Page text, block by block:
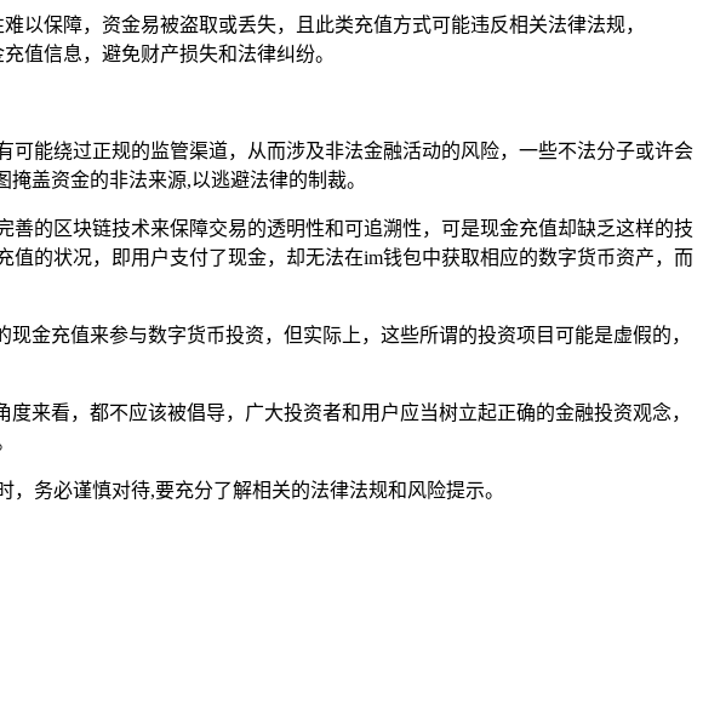
以保障，资金易被盗取或丢失，且此类充值方式可能违反相关法律法规，
值信息，避免财产损失和法律纠纷。
能绕过正规的监管渠道，从而涉及非法金融活动的风险，一些不法分子或许会
盖资金的非法来源,以逃避法律的制裁。
的区块链技术来保障交易的透明性和可追溯性，可是现金充值却缺乏这样的技
的状况，即用户支付了现金，却无法在im钱包中获取相应的数字货币资产，而
金充值来参与数字货币投资，但实际上，这些所谓的投资项目可能是虚假的，
度来看，都不应该被倡导，广大投资者和用户应当树立起正确的金融投资观念，
务必谨慎对待,要充分了解相关的法律法规和风险提示。